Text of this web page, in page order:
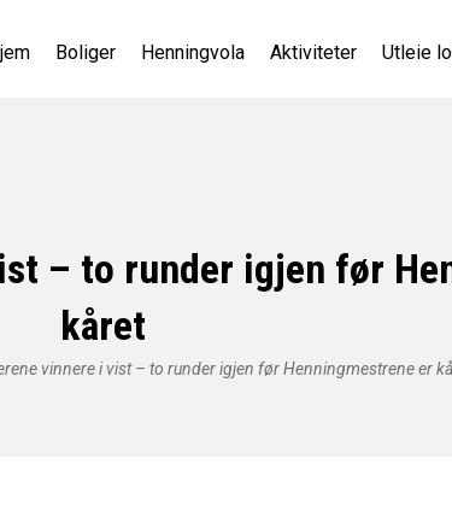
Boliger Henningvola Aktiviteter Utleie
– to runder igjen før
kåret
vinnere i vist – to runder igjen før Henningmestrene er